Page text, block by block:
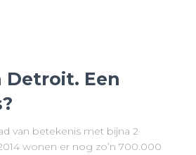
Detroit. Een
van betekenis met bijna 2
wonen er nog zo’n 700.000